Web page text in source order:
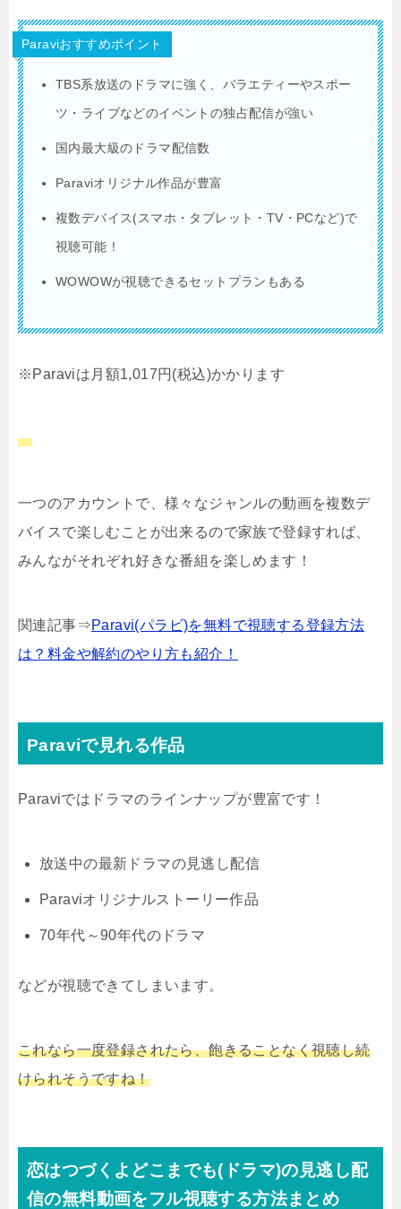
Paraviおすすめポイント
TBS系放送のドラマに強く、バラエティーやスポー
ツ・ライブなどのイベントの独占配信が強い
国内最大級のドラマ配信数
Paraviオリジナル作品が豊富
複数デバイス(スマホ・タブレット・TV・PCなど)で
視聴可能！
WOWOWが視聴できるセットプランもある
※Paraviは月額1,017円(税込)かかります
一つのアカウントで、様々なジャンルの動画を複数デ
バイスで楽しむことが出来るので家族で登録すれば、
みんながそれぞれ好きな番組を楽しめます！
関連記事⇒Paravi(パラビ)を無料で視聴する登録方法
は？料金や解約のやり方も紹介！
Paraviで見れる作品
Paraviではドラマのラインナップが豊富です！
放送中の最新ドラマの見逃し配信
Paraviオリジナルストーリー作品
70年代～90年代のドラマ
などが視聴できてしまいます。
これなら一度登録されたら、飽きることなく視聴し続
けられそうですね！
恋はつづくよどこまでも(ドラマ)の見逃し配
信の無料動画をフル視聴する方法まとめ